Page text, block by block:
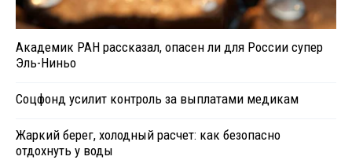
Академик РАН рассказал, опасен ли для России супер
Эль-Ниньо
Соцфонд усилит контроль за выплатами медикам
Жаркий берег, холодный расчет: как безопасно
отдохнуть у воды